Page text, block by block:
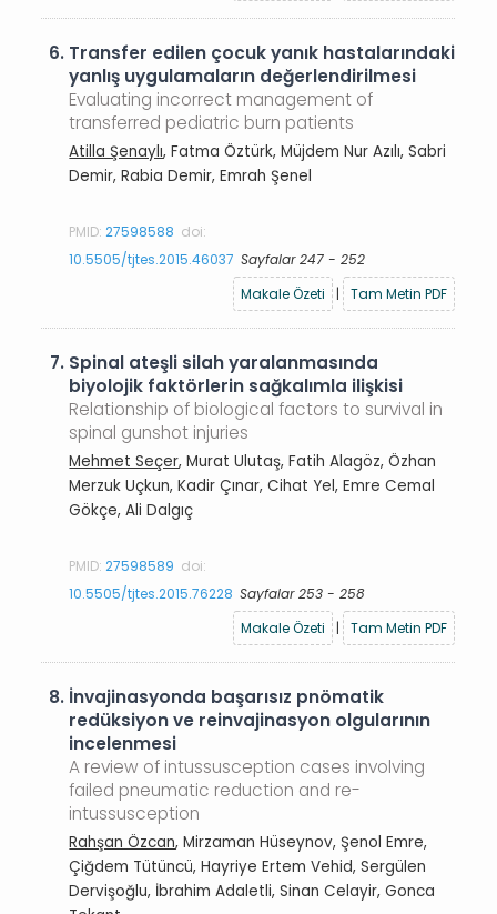
6. Transfer edilen çocuk yanık hastalarındaki
yanlış uygulamaların değerlendirilmesi
Evaluating incorrect management of
transferred pediatric burn patients
Atilla Şenaylı, Fatma Öztürk, Müjdem Nur Azılı, Sabri
Demir, Rabia Demir, Emrah Şenel
PMID:27598588 doi:
10.5505/tjtes.2015.46037 Sayfalar 247 - 252
Makale Özeti
| Tam Metin PDF
7. Spinal ateşli silah yaralanmasında
biyolojik faktörlerin sağkalımla ilişkisi
Relationship of biological factors to survival in
spinal gunshot injuries
Mehmet Seçer, Murat Ulutaş, Fatih Alagöz, Özhan
Merzuk Uçkun, Kadir Çınar, Cihat Yel, Emre Cemal
Gökçe, Ali Dalgıç
PMID:27598589 doi:
10.5505/tjtes.2015.76228 Sayfalar 253 - 258
Makale Özeti
| Tam Metin PDF
8. İnvajinasyonda başarısız pnömatik
redüksiyon ve reinvajinasyon olgularının
incelenmesi
A review of intussusception cases involving
failed pneumatic reduction and re-
intussusception
Rahşan Özcan, Mirzaman Hüseynov, Şenol Emre,
Çiğdem Tütüncü, Hayriye Ertem Vehid, Sergülen
Dervişoğlu, İbrahim Adaletli, Sinan Celayir, Gonca